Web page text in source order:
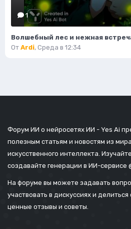
1
От Ardi, Среда в 12:34
Форум ИИ о нейросетях ИИ - Yes Ai
полезным статьям и новостям из
искусственного интеллекта.
создавайте генерации в ИИ-сервисе
На форуме вы можете задавать
участвовать в дискуссиях и
ценные отзывы и советы.